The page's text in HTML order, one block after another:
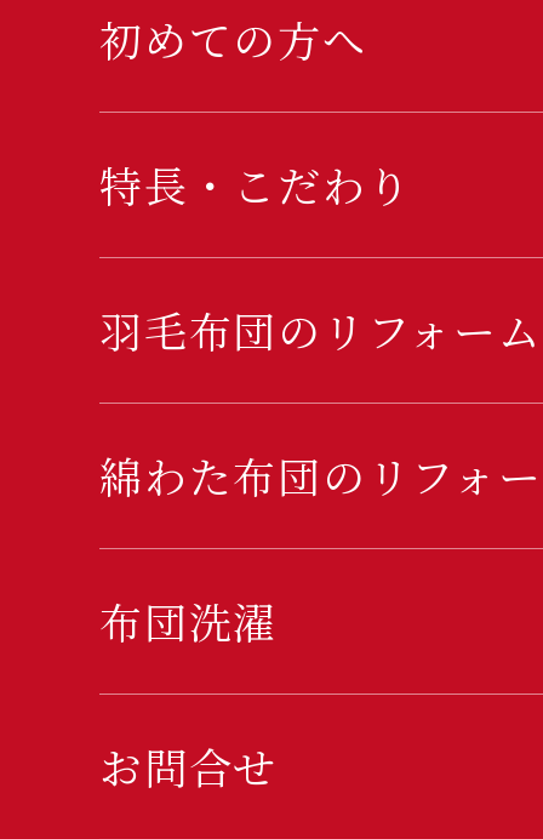
初めての方へ
特長・こだわり
羽毛布団のリフォーム
綿わた布団のリフォ
布団洗濯
お問合せ